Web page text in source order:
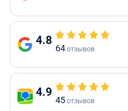
4.8
64отзывов
4.9
45отзывов